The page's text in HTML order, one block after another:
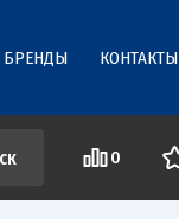
БРЕНДЫ КОНТАКТЫ
0